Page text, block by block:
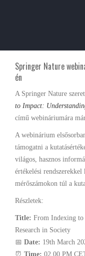
Springer Nature
én
A Springer Nature
to Impact:
című webináriumára
A webinárium
támogatni a
világos, hasznos
értékelési rendszerekkel
mérőszámokon túl a
Részletek:
Title: From Indexing to
Research in Society
📅 Date: 19th March
⏰ Time: 02.00 PM